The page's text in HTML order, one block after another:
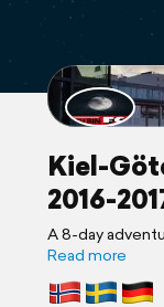
Kiel-
2016-
A 8-day
Read more